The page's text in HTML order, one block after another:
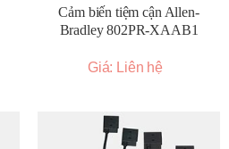
Cảm biến tiệm cận Allen-
Bradley 802PR-XAAB1
Giá: Liên hệ